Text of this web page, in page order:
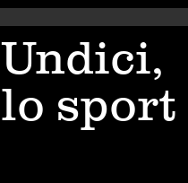
Undici,
lo